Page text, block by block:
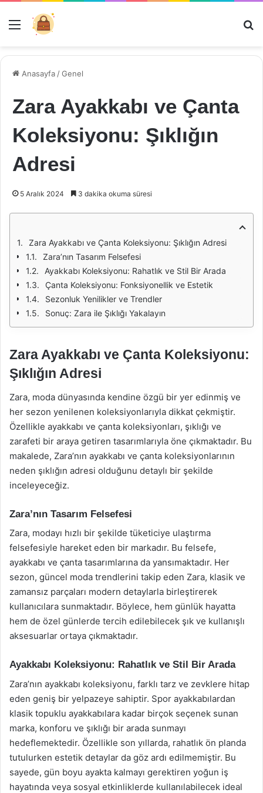
Menü
Anasayfa /Genel
Zara Ayakkabı ve Çanta
Koleksiyonu: Şıklığın
Adresi
5 Aralık 2024 3 dakika okuma süresi
Zara Ayakkabı ve Çanta Koleksiyonu: Şıklığın Adresi
Zara’nın Tasarım Felsefesi
Ayakkabı Koleksiyonu: Rahatlık ve Stil Bir Arada
Çanta Koleksiyonu: Fonksiyonellik ve Estetik
Sezonluk Yenilikler ve Trendler
Sonuç: Zara ile Şıklığı Yakalayın
Zara Ayakkabı ve Çanta Koleksiyonu:
Şıklığın Adresi
Zara, moda dünyasında kendine özgü bir yer edinmiş ve
her sezon yenilenen koleksiyonlarıyla dikkat çekmiştir.
Özellikle ayakkabı ve çanta koleksiyonları, şıklığı ve
zarafeti bir araya getiren tasarımlarıyla öne çıkmaktadır. Bu
makalede, Zara’nın ayakkabı ve çanta koleksiyonlarının
neden şıklığın adresi olduğunu detaylı bir şekilde
inceleyeceğiz.
Zara’nın Tasarım Felsefesi
Zara, modayı hızlı bir şekilde tüketiciye ulaştırma
felsefesiyle hareket eden bir markadır. Bu felsefe,
ayakkabı ve çanta tasarımlarına da yansımaktadır. Her
sezon, güncel moda trendlerini takip eden Zara, klasik ve
zamansız parçaları modern detaylarla birleştirerek
kullanıcılara sunmaktadır. Böylece, hem günlük hayatta
hem de özel günlerde tercih edilebilecek şık ve kullanışlı
aksesuarlar ortaya çıkmaktadır.
Ayakkabı Koleksiyonu: Rahatlık ve Stil Bir Arada
Zara’nın ayakkabı koleksiyonu, farklı tarz ve zevklere hitap
eden geniş bir yelpazeye sahiptir. Spor ayakkabılardan
klasik topuklu ayakkabılara kadar birçok seçenek sunan
marka, konforu ve şıklığı bir arada sunmayı
hedeflemektedir. Özellikle son yıllarda, rahatlık ön planda
tutulurken estetik detaylar da göz ardı edilmemiştir. Bu
sayede, gün boyu ayakta kalmayı gerektiren yoğun iş
hayatında veya sosyal etkinliklerde kullanılabilecek ideal